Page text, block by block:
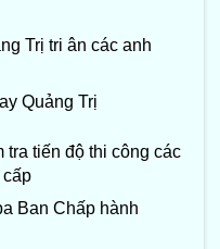
Trị tri ân các anh
Quảng Trị
tiến độ thi công các
Ban Chấp hành